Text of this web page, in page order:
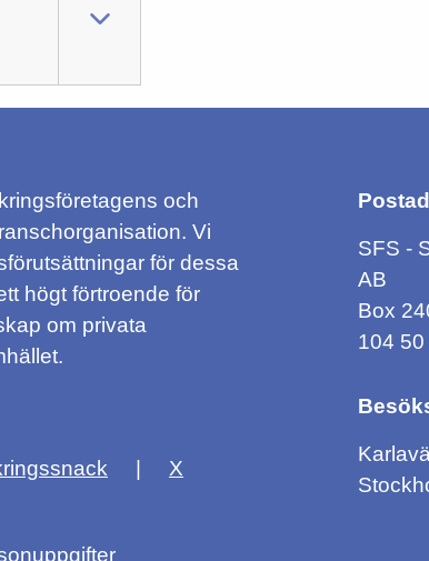
och
Vi
för dessa
högt förtroende för
om privata
X
SFS -
AB
Box
104